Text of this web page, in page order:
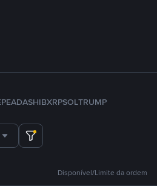
ADASHIBXRPSOLTRUMP
Disponível/Limite da ordem